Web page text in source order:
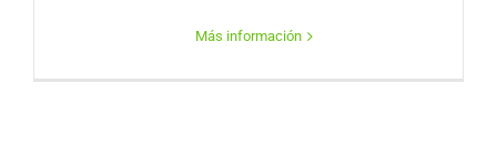
Más información